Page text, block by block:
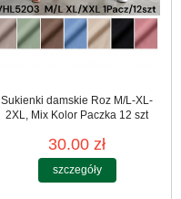
Sukienki damskie Roz M/L-XL-
2XL, Mix Kolor Paczka 12 szt
30.00 zł
szczegóły